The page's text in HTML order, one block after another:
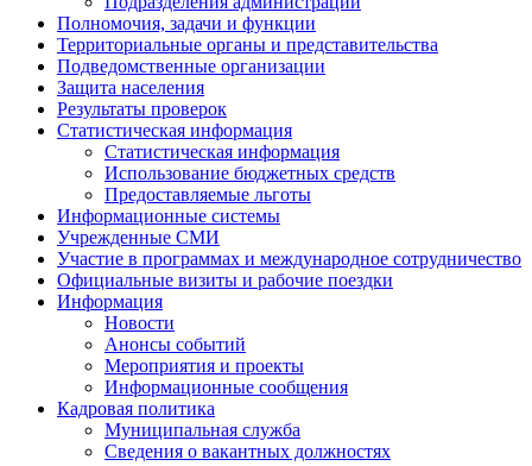
Полномочия, задачи и функции
Территориальные органы и представительства
Подведомственные организации
Защита населения
Результаты проверок
Статистическая информация
Статистическая информация
Использование бюджетных средств
Предоставляемые льготы
Информационные системы
Учрежденные СМИ
Участие в программах и международное сотрудничество
Официальные визиты и рабочие поездки
Информация
Новости
Анонсы событий
Мероприятия и проекты
Информационные сообщения
Кадровая политика
Муниципальная служба
Сведения о вакантных должностях